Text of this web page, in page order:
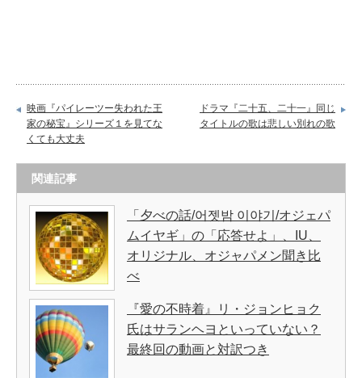
映画『パイレーツー失われた王
家の秘宝』シリーズ１を見てな
くても大丈夫
ドラマ『二十五、二十一』同じ
タイトルの歌は悲しい別れの歌
関連記事
「夕べの話/어젯밤 이야기/オジェパ
ムイヤギ」の「応答せよ」、IU、
オリジナル、オジャパメン聞き比
べ
『愛の不時着』リ・ジョンヒョク
氏はサランヘヨといっていない？
最終回の動画と対訳つき